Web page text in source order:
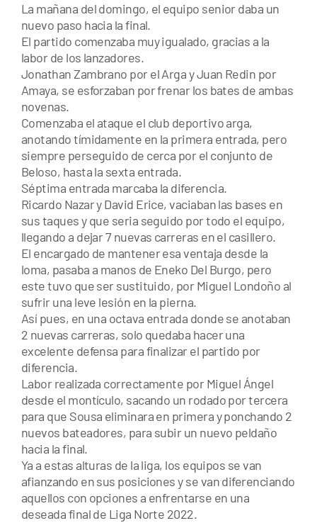
La mañana del domingo, el equipo senior daba un
nuevo paso hacia la final.
El partido comenzaba muy igualado, gracias a la
labor de los lanzadores.
Jonathan Zambrano por el Arga y Juan Redin por
Amaya, se esforzaban por frenar los bates de ambas
novenas.
Comenzaba el ataque el club deportivo arga,
anotando tímidamente en la primera entrada, pero
siempre perseguido de cerca por el conjunto de
Beloso, hasta la sexta entrada.
Séptima entrada marcaba la diferencia.
Ricardo Nazar y David Erice, vaciaban las bases en
sus taques y que seria seguido por todo el equipo,
llegando a dejar 7 nuevas carreras en el casillero.
El encargado de mantener esa ventaja desde la
loma, pasaba a manos de Eneko Del Burgo, pero
este tuvo que ser sustituido, por Miguel Londoño al
sufrir una leve lesión en la pierna.
Así pues, en una octava entrada donde se anotaban
2 nuevas carreras, solo quedaba hacer una
excelente defensa para finalizar el partido por
diferencia.
Labor realizada correctamente por Miguel Ángel
desde el montículo, sacando un rodado por tercera
para que Sousa eliminara en primera y ponchando 2
nuevos bateadores, para subir un nuevo peldaño
hacia la final.
Ya a estas alturas de la liga, los equipos se van
afianzando en sus posiciones y se van diferenciando
aquellos con opciones a enfrentarse en una
deseada final de Liga Norte 2022.